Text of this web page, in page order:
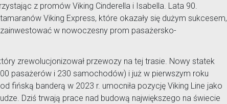
z promów Viking Cinderella i Isabella. Lata 90.
Viking Express, które okazały się dużym sukcesem,
w nowoczesny prom pasażersko-
zrewolucjonizował przewozy na tej trasie. Nowy statek
pasażerów i 230 samochodów) i już w pierwszym roku
fińską banderą w 2023 r. umocniła pozycję Viking Line jako
Dziś trwają prace nad budową największego na świecie